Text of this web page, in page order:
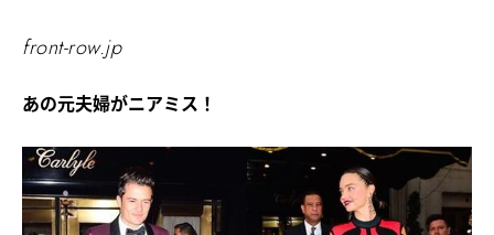
front-row.jp
あの元夫婦がニアミス！